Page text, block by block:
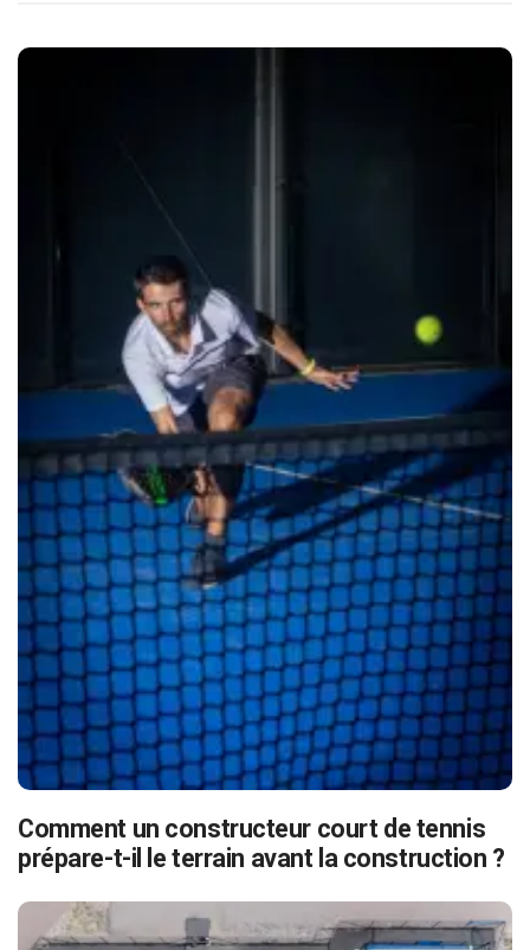
Comment un constructeur court de tennis
prépare-t-il le terrain avant la construction ?